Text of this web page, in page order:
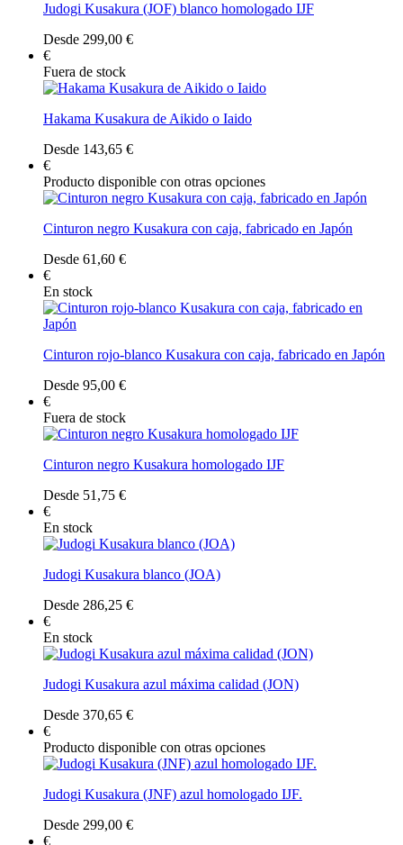
Judogi Kusakura (JOF) blanco homologado IJF
Desde 299,00 €
€
Fuera de stock
Hakama Kusakura de Aikido o Iaido
Desde 143,65 €
€
Producto disponible con otras opciones
Cinturon negro Kusakura con caja, fabricado en Japón
Desde 61,60 €
€
En stock
Cinturon rojo-blanco Kusakura con caja, fabricado en Japón
Desde 95,00 €
€
Fuera de stock
Cinturon negro Kusakura homologado IJF
Desde 51,75 €
€
En stock
Judogi Kusakura blanco (JOA)
Desde 286,25 €
€
En stock
Judogi Kusakura azul máxima calidad (JON)
Desde 370,65 €
€
Producto disponible con otras opciones
Judogi Kusakura (JNF) azul homologado IJF.
Desde 299,00 €
€